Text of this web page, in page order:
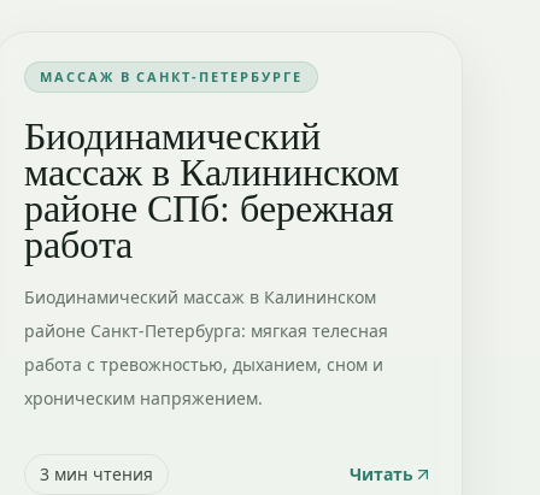
МАССАЖ В САНКТ-ПЕТЕРБУРГЕ
Биодинамический
массаж в Калининском
районе СПб: бережная
работа
Биодинамический массаж в Калининском
районе Санкт-Петербурга: мягкая телесная
работа с тревожностью, дыханием, сном и
хроническим напряжением.
3мин чтения Читать